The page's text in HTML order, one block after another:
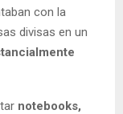
con la
divisas en un
notebooks,